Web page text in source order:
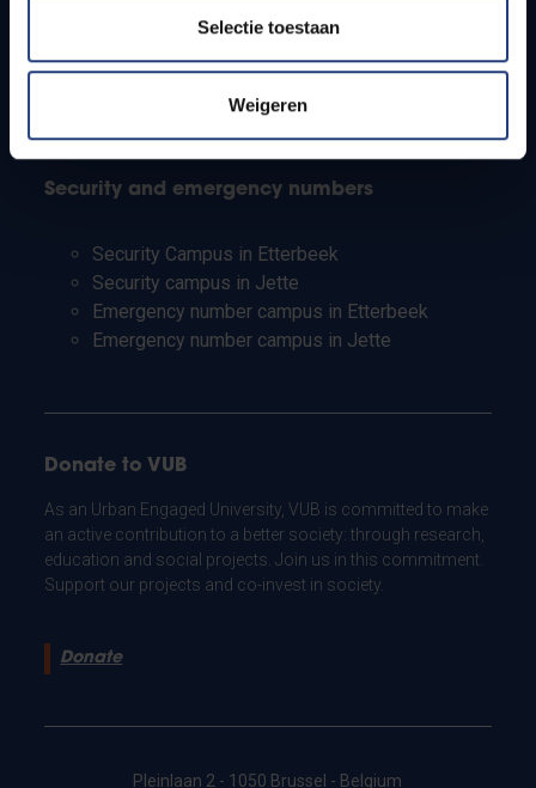
Selectie toestaan
Weigeren
PhD students
Teachers and secondary schools
Working students
Security and emergency numbers
Security Campus in Etterbeek
Security campus in Jette
Emergency number campus in Etterbeek
Emergency number campus in Jette
Donate to VUB
As an Urban Engaged University, VUB is committed to make
an active contribution to a better society: through research,
education and social projects. Join us in this commitment.
Support our projects and co-invest in society.
Donate
Pleinlaan 2 - 1050 Brussel - Belgium